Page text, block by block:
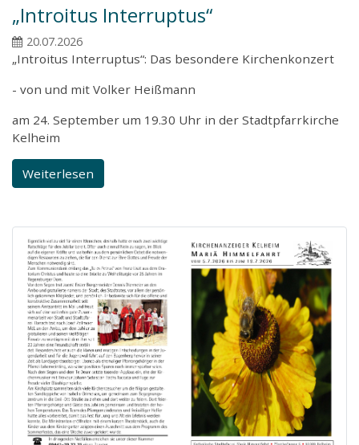
„Introitus Interruptus“
20.07.2026
„Introitus Interruptus“: Das besondere Kirchenkonzert
- von und mit Volker Heißmann
am 24. September um 19.30 Uhr in der Stadtpfarrkirche
Kelheim
Weiterlesen